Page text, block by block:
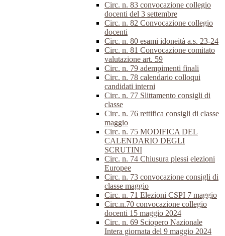
Circ. n. 83 convocazione collegio
docenti del 3 settembre
Circ. n. 82 Convocazione collegio
docenti
Circ. n. 80 esami idoneità a.s. 23-24
Circ. n. 81 Convocazione comitato
valutazione art. 59
Circ. n. 79 adempimenti finali
Circ. n. 78 calendario colloqui
candidati interni
Circ. n. 77 Slittamento consigli di
classe
Circ. n. 76 rettifica consigli di classe
maggio
Circ. n. 75 MODIFICA DEL
CALENDARIO DEGLI
SCRUTINI
Circ. n. 74 Chiusura plessi elezioni
Europee
Circ. n. 73 convocazione consigli di
classe maggio
Circ. n. 71 Elezioni CSPI 7 maggio
Circ.n.70 convocazione collegio
docenti 15 maggio 2024
Circ. n. 69 Sciopero Nazionale
Intera giornata del 9 maggio 2024